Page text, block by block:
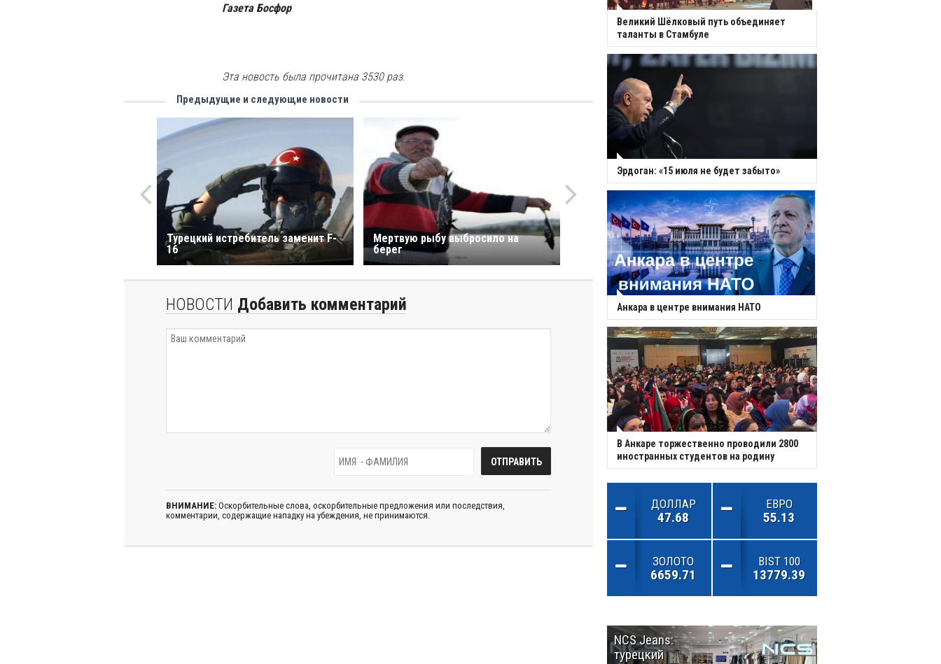
Газета Босфор
Эта новость была прочитана 3530 раз.
Предыдущие и следующие новости
Турецкий истребитель заменит F-
16
Мертвую рыбу выбросило на
берег
НОВОСТИ Добавить комментарий
ВНИМАНИЕ: Оскорбительные слова, оскорбительные предложения или последствия,
комментарии, содержащие нападку на убеждения, не принимаются.
Великий Шёлковый путь объединяет
таланты в Стамбуле
Эрдоган: «15 июля не будет забыто»
Анкара в центре внимания НАТО
В Анкаре торжественно проводили 2800
иностранных студентов на родину
ДОЛЛАР
47.68
ЕВРО
55.13
ЗОЛОТО
6659.71
BIST 100
13779.39
NCS Jeans:
турецкий